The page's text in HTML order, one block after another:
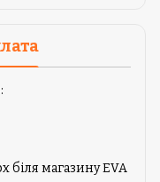
біля магазину EVA